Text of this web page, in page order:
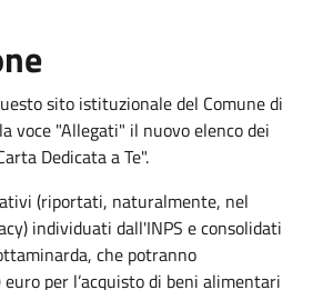
sito istituzionale del Comune di
voce "Allegati" il nuovo elenco dei
Dedicata a Te".
(riportati, naturalmente, nel
individuati dall'INPS e consolidati
che potranno
per l’acquisto di beni alimentari